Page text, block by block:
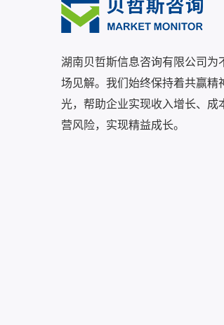
湖南贝哲斯信息咨询有限公司
场见解。我们始终保持着共赢
光，帮助企业实现收入增长、
营风险，实现精益成长。